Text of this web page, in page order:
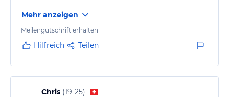
Mehr anzeigen
Meilengutschrift erhalten
Hilfreich Teilen
Chris (19-25)